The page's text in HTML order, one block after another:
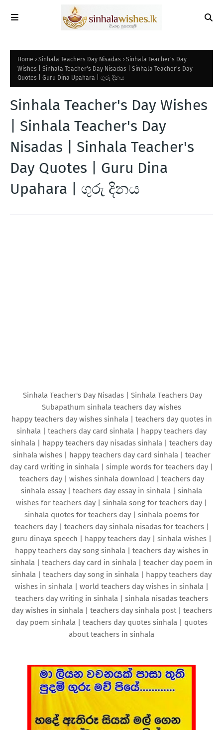
Home Sinhala Teachers Day Nisadas
Sinhala Teacher's Day
Wishes | Sinhala Teacher's Day Nisadas | Sinhala Teacher's Day
Quotes | Guru Dina Upahara | ගුරු දිනය
Sinhala Teacher's Day Wishes
| Sinhala Teacher's Day
Nisadas | Sinhala Teacher's
Day Quotes | Guru Dina
Upahara | ගුරු දිනය
Sinhala Teacher's Day Nisadas | Sinhala Teachers Day
Subapathum sinhala teachers day wishes
happy teachers day wishes sinhala | teachers day quotes in
sinhala | teachers day card sinhala | happy teachers day
sinhala | happy teachers day nisadas sinhala | teachers day
sinhala wishes | happy teachers day card sinhala | teacher
day card writing in sinhala | simple words for teachers day |
teachers day | wishes sinhala download | teachers day
sinhala essay | teachers day essay in sinhala | sinhala
wishes for teachers day | sinhala song for teachers day |
sinhala quotes for teachers day | sinhala poems for
teachers day | teachers day sinhala nisadas for teachers |
guru dinaya speech | happy teachers day | sinhala wishes |
happy teachers day song sinhala | teachers day wishes in
sinhala | teachers day card in sinhala | teacher day poem in
sinhala | teachers day song in sinhala | happy teachers day
wishes in sinhala | world teachers day wishes in sinhala |
teachers day writing in sinhala | sinhala nisadas teachers
day wishes in sinhala | teachers day sinhala post | teachers
day poem sinhala | teachers day quotes sinhala | quotes
about teachers in sinhala